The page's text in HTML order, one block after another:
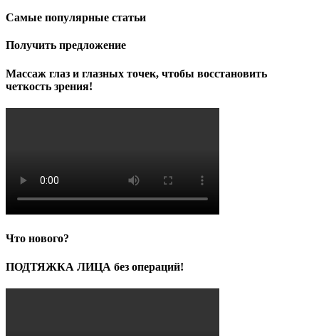
Самые популярные статьи
Получить предложение
Массаж глаз и глазных точек, чтобы восстановить
четкость зрения!
Что нового?
ПОДТЯЖКА ЛИЦА без операций!